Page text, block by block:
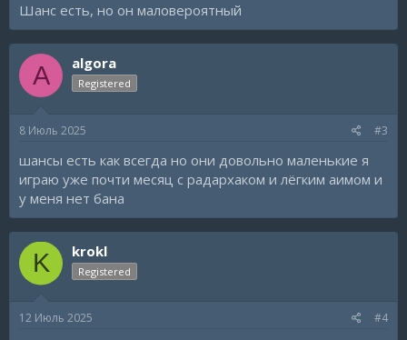
Шанс есть, но он маловероятный
A algora
Registered
8 Июль 2025 #3
шансы есть как всегда но они довольно маленькие я
играю уже почти месяц с радархаком и лёгким аимом и
у меня нет бана
K krokl
Registered
12 Июль 2025 #4